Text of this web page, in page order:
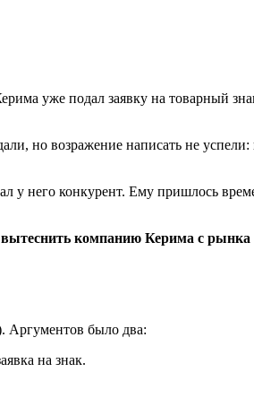
уже подал заявку на товарный
но возражение написать не успели:
у него конкурент. Ему пришлось
вытеснить компанию Керима с
Аргументов было два:
на знак.